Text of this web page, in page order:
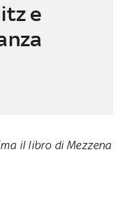
e
il libro di Mezzena